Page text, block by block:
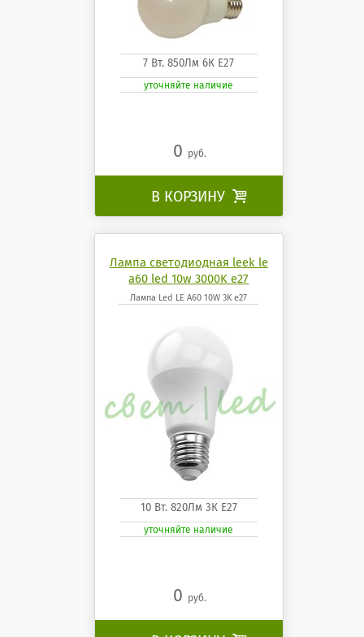
7 Вт. 850Лм 6К Е27
уточняйте наличие
0 руб.
В КОРЗИНУ 
Лампа светодиодная leek le
a60 led 10w 3000K e27
Лампа Led LE A60 10W 3K e27
10 Вт. 820Лм 3К Е27
уточняйте наличие
0 руб.